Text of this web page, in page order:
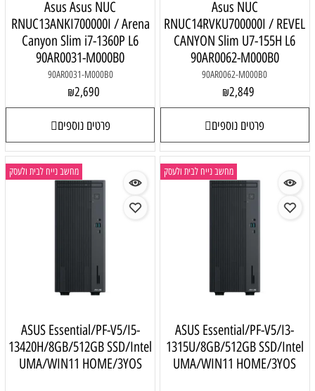
Asus NUC
RNUC14RVKU700000I / REVEL
CANYON Slim U7-155H L6
90AR0062-M000B0
90AR0062-M000B0
₪2,849
פרטים נוספים
Asus Asus NUC
RNUC13ANKI700000I / Arena
Canyon Slim i7-1360P L6
90AR0031-M000B0
90AR0031-M000B0
₪2,690
פרטים נוספים
מחשב נייח לבית ולעסק
ASUS Essential/PF-V5/I3-
1315U/8GB/512GB SSD/Intel
UMA/WIN11 HOME/3YOS
מחשב נייח לבית ולעסק
ASUS Essential/PF-V5/I5-
13420H/8GB/512GB SSD/Intel
UMA/WIN11 HOME/3YOS